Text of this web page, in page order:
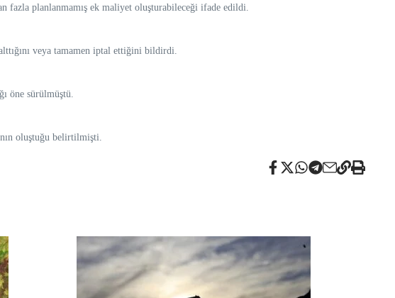
fazla planlanmamış ek maliyet oluşturabileceği ifade edildi.
veya tamamen iptal ettiğini bildirdi.
öne sürülmüştü.
oluştuğu belirtilmişti.